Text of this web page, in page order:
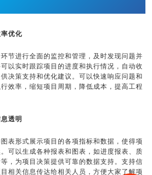
优化
进行全面的监控和管理，及时发现问题并
以实时跟踪项目的进度和执行情况，自动收
决策支持和优化建议。可以快速响应问题和
效率，缩短项目周期，降低成本，提高工程
透明
形式展示项目的各项指标和数据，使得项
可以生成各种报表和图表，如进度报表、质
，为项目决策提供可靠的数据支持。支持信
相关信息传达给相关人员，方便大家了解项